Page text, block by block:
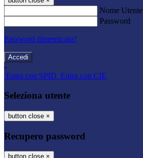
Nome Utente
Password
Password dimenticata?
-
Entra con SPID Entra con CIE
Seleziona utente
button close ×
Recupero password
button close ×